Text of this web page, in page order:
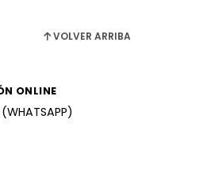
VOLVER ARRIBA
ONLINE